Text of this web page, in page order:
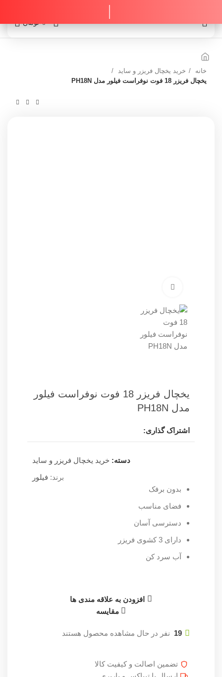
تومان 0
خانه
خرید یخچال فریزر و ساید
یخچال فریزر 18 فوت نوفراست فیلور مدل PH18N
یخچال فریزر 18 فوت نوفراست فیلور
مدل PH18N
اشتراک گذاری:
دسته: خرید یخچال فریزر و ساید
برند: فیلور
بدون برفک
فضای مناسب
دسترسی آسان
دارای 3 کشوی فریزر
آب سرد کن
افزودن به علاقه مندی ها
مقایسه
19 نفر در حال مشاهده محصول هستند
تضمین اصالت و کیفیت کالا